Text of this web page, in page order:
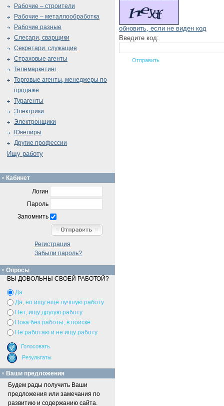
обновить, если не виден код
Введите код:
Рабочие – строители
Рабочие – металлообработка
Рабочие разные
Слесари, сварщики
Секретари, служащие
Страховые агенты
Телемаркетинг
Торговые агенты, менеджеры по
продаже
Турагенты
Электрики
Электронщики
Ювелиры
Другие профессии
Ищу работу
Кабинет
Логин
Пароль
Запомнить
Регистрация
Забыли пароль?
Опросы
ВЫ ДОВОЛЬНЫ СВОЕЙ РАБОТОЙ?
Да
Да, но ищу еще лучшую работу
Нет, ищу другую работу
Пока без работы, в поиске
Не работаю и не ищу работу
Ваши предложения
Будем рады получить Ваши
предложения или замечания по
развитию и содержанию сайта.